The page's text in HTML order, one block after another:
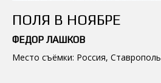
ПОЛЯ В НОЯБРЕ
ФЕДОР ЛАШКОВ
Место съёмки: Россия,